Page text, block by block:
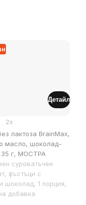
лактоза BrainMax,
масло, шоколад-
35 г, МОСТРА
суроватъчен
фъстъци с
шоколад, 1 порция,
добавка
2x
Детайл